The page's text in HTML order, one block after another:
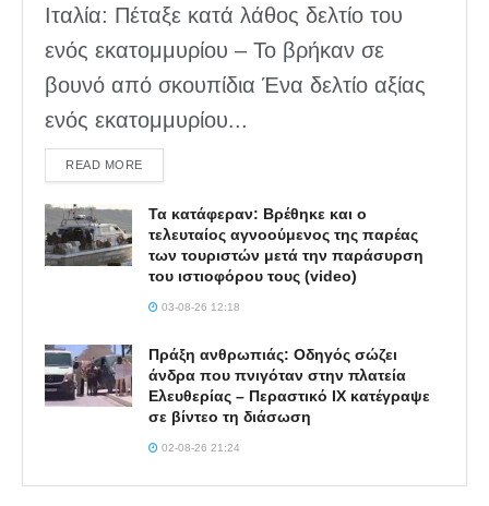
Ιταλία: Πέταξε κατά λάθος δελτίο του
ενός εκατομμυρίου – Το βρήκαν σε
βουνό από σκουπίδια Ένα δελτίο αξίας
ενός εκατομμυρίου...
READ MOREDETAILS
Τα κατάφεραν: Βρέθηκε και ο
τελευταίος αγνοούμενος της παρέας
των τουριστών μετά την παράσυρση
του ιστιοφόρου τους (video)
03-08-26 12:18
Πράξη ανθρωπιάς: Οδηγός σώζει
άνδρα που πνιγόταν στην πλατεία
Ελευθερίας – Περαστικό ΙΧ κατέγραψε
σε βίντεο τη διάσωση
02-08-26 21:24